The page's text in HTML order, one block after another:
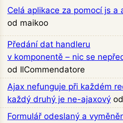
Celá aplikace za pomocí js a
od maikoo
Předání dat handleru
v komponentě – nic se
od IlCommendatore
Ajax nefunguje při každém
každý druhý je ne-ajaxový
Formulář odeslaný a